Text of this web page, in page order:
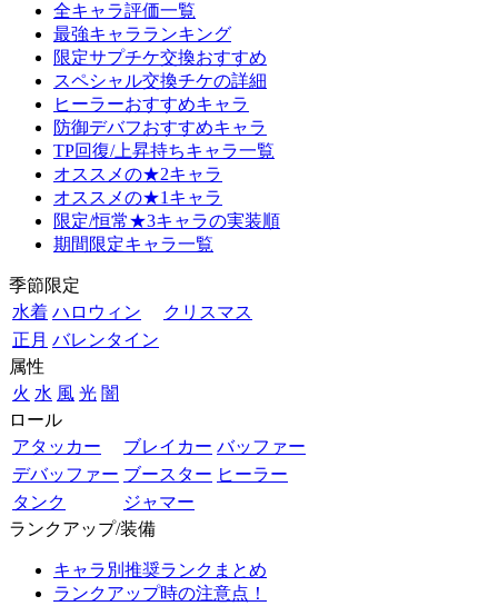
全キャラ評価一覧
最強キャラランキング
限定サプチケ交換おすすめ
スペシャル交換チケの詳細
ヒーラーおすすめキャラ
防御デバフおすすめキャラ
TP回復/上昇持ちキャラ一覧
オススメの★2キャラ
オススメの★1キャラ
限定/恒常★3キャラの実装順
期間限定キャラ一覧
季節限定
水着 ハロウィン
クリスマス
正月 バレンタイン
属性
火 水 風 光 闇
ロール
アタッカー
ブレイカー バッファー
デバッファー ブースター ヒーラー
タンク
ジャマー
ランクアップ/装備
キャラ別推奨ランクまとめ
ランクアップ時の注意点！